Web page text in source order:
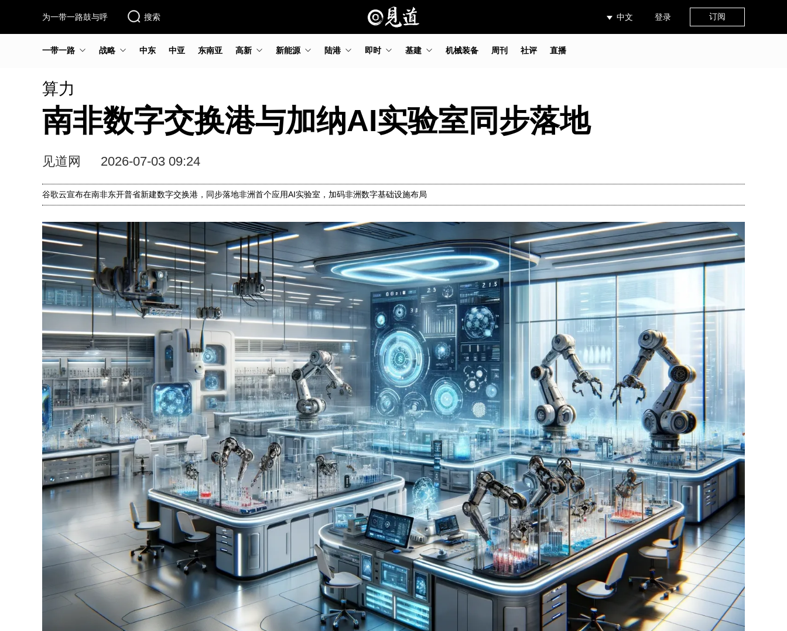
为一带一路鼓与呼 搜索 中文 登录 订阅
一带一路 战略 中东 中亚 东南亚 高新 新能源 陆港 即时 基建 机械装备 周刊 社评 直播
算力
南非数字交换港与加纳AI实验室同步落地
见道网 2026-07-03 09:24
谷歌云宣布在南非东开普省新建数字交换港，同步落地非洲首个应用AI实验室，加码非洲数字基础设施布局